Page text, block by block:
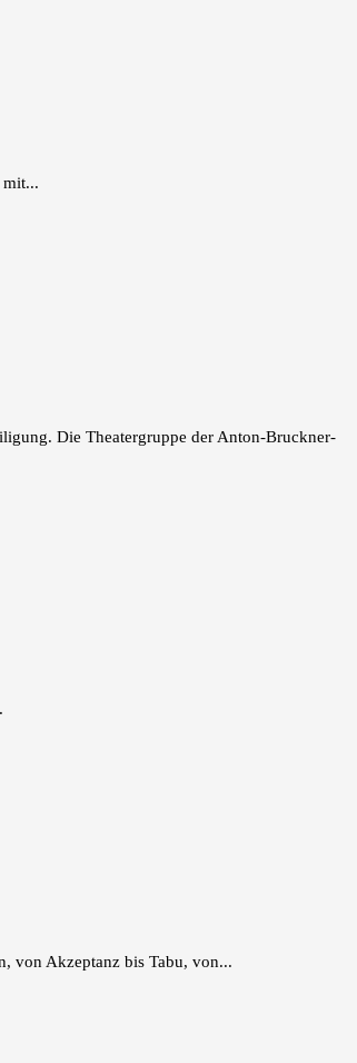
mit...
Die Theatergruppe der Anton-Bruckner-
von Akzeptanz bis Tabu, von...